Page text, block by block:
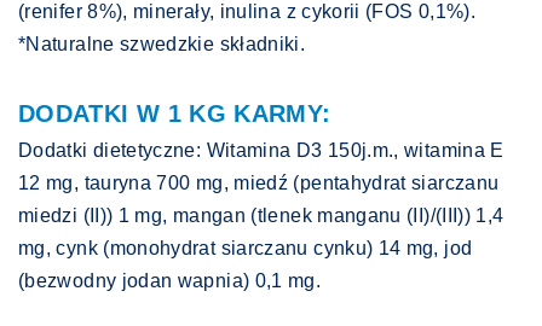
(renifer 8%), minerały, inulina z cykorii (FOS 0,1%).
*Naturalne szwedzkie składniki.
DODATKI W 1 KG KARMY:
Dodatki dietetyczne: Witamina D3 150j.m., witamina E
12 mg, tauryna 700 mg, miedź (pentahydrat siarczanu
miedzi (II)) 1 mg, mangan (tlenek manganu (II)/(III)) 1,4
mg, cynk (monohydrat siarczanu cynku) 14 mg, jod
(bezwodny jodan wapnia) 0,1 mg.